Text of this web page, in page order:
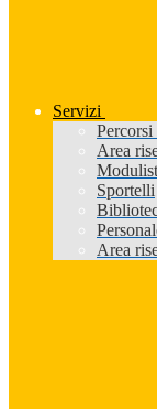
Servizi
Area
Sportelli
Area